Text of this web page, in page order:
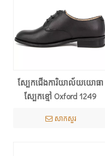
ស្បែកជើងការិយាល័យយោធា
ស្បែកខ្មៅ Oxford 1249
សាកសួរ